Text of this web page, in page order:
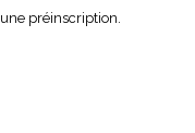
préinscription.